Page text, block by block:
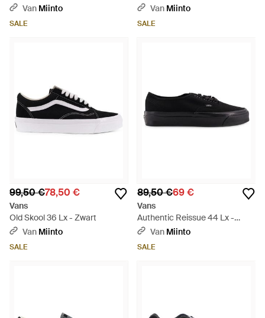
44 - Groen
Van Miinto
SALE
Van Miinto
SALE
99,50 €78,50 €
Vans
Old Skool 36 Lx - Zwart
Van Miinto
SALE
89,50 €69 €
Vans
Authentic Reissue 44 Lx -
Zwart
Van Miinto
SALE